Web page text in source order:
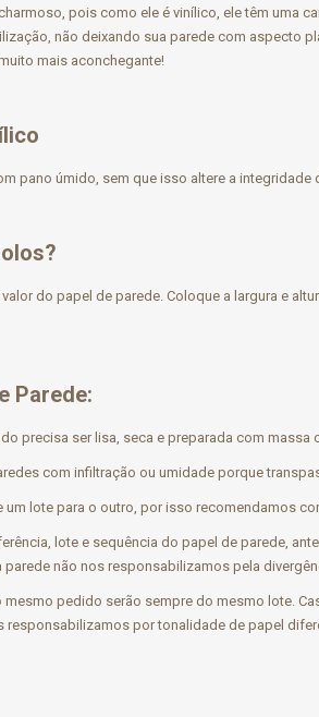
pois como ele é vinílico, ele têm uma
não deixando sua parede com aspecto
mais aconchegante!
pano úmido, sem que isso altere a
do papel de parede. Coloque a largura e
Parede:
precisa ser lisa, seca e preparada com
com infiltração ou umidade porque
lote para o outro, por isso recomendamos
lote e sequência do papel de parede,
não nos responsabilizamos pela
pedido serão sempre do mesmo lote.
responsabilizamos por tonalidade de papel